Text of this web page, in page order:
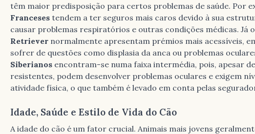
têm maior predisposição para certos problemas de saúde. Por
Franceses tendem a ter seguros mais caros devido à sua
causar problemas respiratórios e outras condições médicas. Já
Retriever normalmente apresentam prémios mais acessíveis,
sofrer de questões como displasia da anca ou problemas
Siberianos encontram-se numa faixa intermédia, pois, apesar
resistentes, podem desenvolver problemas oculares e exigem
atividade física, o que também é levado em conta pelas
Idade, Saúde e Estilo de Vida do Cão
A idade do cão é um fator crucial. Animais mais jovens